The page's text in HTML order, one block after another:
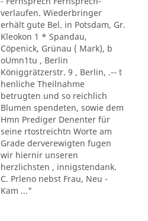
verlaufen. Wiederbringer
erhält gute Bel. in Potsdam, Gr.
Kleokon 1 * Spandau,
Cöpenick, Grünau ( Mark), b
oUmn1tu , Berlin
Königgrätzerstr. 9 , Berlin, .-- t
henliche Theilnahme
betrugten und so reichlich
Blumen spendeten, sowie dem
Hmn Prediger Denenter für
seine rtostreichtn Worte am
Grade derverewigten fugen
wir hiernir unseren
herzlichsten , innigstendank.
C. Prleno nebst Frau, Neu -
Kam ..."